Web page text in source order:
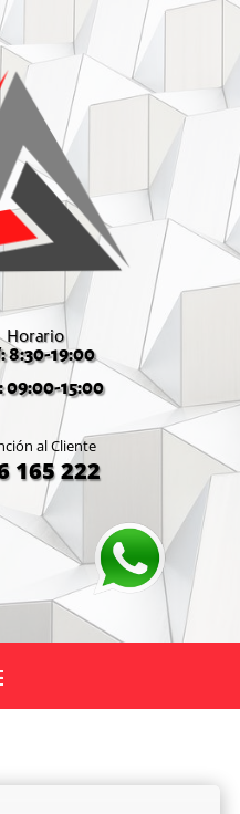
Horario
8:30-19:00
09:00-15:00
al Cliente
165 222